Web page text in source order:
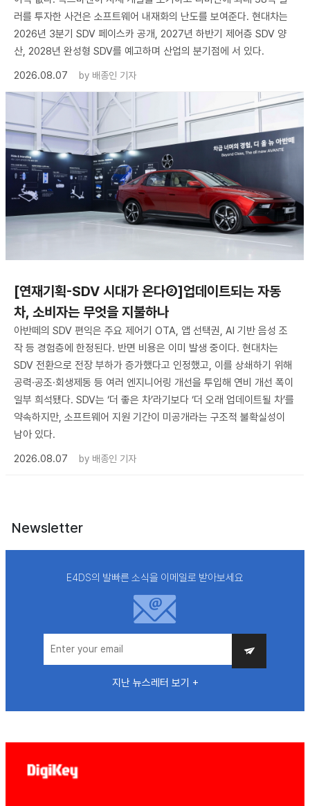
러를 투자한 사건은 소프트웨어 내재화의 난도를 보여준다. 현대차는
2026년 3분기 SDV 페이스카 공개, 2027년 하반기 제어층 SDV 양
산, 2028년 완성형 SDV를 예고하며 산업의 분기점에 서 있다.
2026.08.07
by 배종인 기자
[연재기획-SDV 시대가 온다②]업데이트되는 자동
차, 소비자는 무엇을 지불하나
아반떼의 SDV 편익은 주요 제어기 OTA, 앱 선택권, AI 기반 음성 조
작 등 경험층에 한정된다. 반면 비용은 이미 발생 중이다. 현대차는
SDV 전환으로 전장 부하가 증가했다고 인정했고, 이를 상쇄하기 위해
공력·공조·회생제동 등 여러 엔지니어링 개선을 투입해 연비 개선 폭이
일부 희석됐다. SDV는 ‘더 좋은 차’라기보다 ‘더 오래 업데이트될 차’를
약속하지만, 소프트웨어 지원 기간이 미공개라는 구조적 불확실성이
남아 있다.
2026.08.07
by 배종인 기자
Newsletter
E4DS의 발빠른 소식을 이메일로 받아보세요
지난 뉴스레터 보기 +